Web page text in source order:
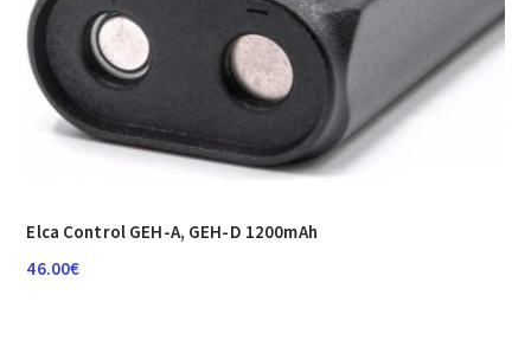
Elca Control GEH-A, GEH-D 1200mAh
46.00€